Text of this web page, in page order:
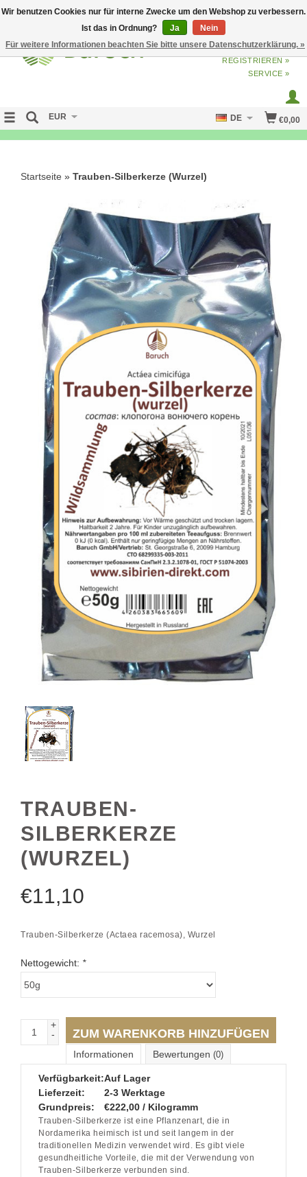
ANMELDENODERJETZT
REGISTRIEREN »
SERVICE »
€0,00
EUR DE
Startseite » Trauben-Silberkerze (Wurzel)
TRAUBEN-
SILBERKERZE
(WURZEL)
€11,10
Trauben-Silberkerze (Actaea racemosa), Wurzel
Nettogewicht: *
+
-
ZUM WARENKORB HINZUFÜGEN
Informationen Bewertungen (0)
Verfügbarkeit:Auf Lager
Lieferzeit:
2-3 Werktage
Grundpreis:
€222,00 / Kilogramm
Trauben-Silberkerze ist eine Pflanzenart, die in
Nordamerika heimisch ist und seit langem in der
traditionellen Medizin verwendet wird. Es gibt viele
gesundheitliche Vorteile, die mit der Verwendung von
Trauben-Silberkerze verbunden sind.
Wir benutzen Cookies nur für interne Zwecke um den Webshop zu verbessern.
Ist das in Ordnung?
Ja
Nein
Für weitere Informationen beachten Sie bitte unsere Datenschutzerklärung. »